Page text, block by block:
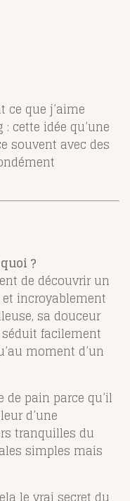
ce que j’aime
cette idée qu’une
souvent avec des
?
de découvrir un
incroyablement
sa douceur
facilement
moment d’un
de pain parce qu’il
d’une
tranquilles du
simples mais